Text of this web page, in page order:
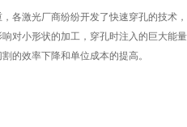
各激光厂商纷纷开发了快速穿孔的技术
对小形状的加工，穿孔时注入的巨大能
的效率下降和单位成本的提高。